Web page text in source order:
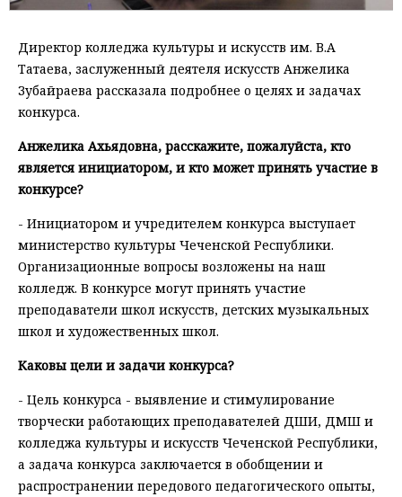
Директор колледжа культуры и искусств им. В.А
Татаева, заслуженный деятеля искусств Анжелика
Зубайраева рассказала подробнее о целях и задачах
конкурса.
Анжелика Ахьядовна, расскажите, пожалуйста, кто
является инициатором, и кто может принять участие в
конкурсе?
- Инициатором и учредителем конкурса выступает
министерство культуры Чеченской Республики.
Организационные вопросы возложены на наш
колледж. В конкурсе могут принять участие
преподаватели школ искусств, детских музыкальных
школ и художественных школ.
Каковы цели и задачи конкурса?
- Цель конкурса - выявление и стимулирование
творчески работающих преподавателей ДШИ, ДМШ и
колледжа культуры и искусств Чеченской Республики,
а задача конкурса заключается в обобщении и
распространении передового педагогического опыты,